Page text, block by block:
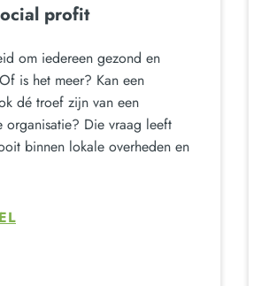
profit
om iedereen gezond en
is het meer? Kan een
dé troef zijn van een
organisatie? Die vraag leeft
binnen lokale overheden en